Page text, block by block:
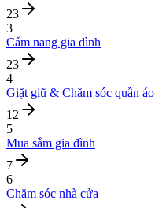
23
3
Cẩm nang gia đình
23
4
Giặt giũ & Chăm sóc quần áo
12
5
Mua sắm gia đình
7
6
Chăm sóc nhà cửa